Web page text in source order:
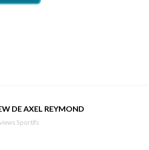
DE AXEL REYMOND
Sportifs